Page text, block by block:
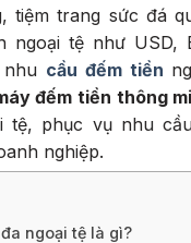
tiệm trang sức đá
ngoại tệ như USD,
nhu cầu đếm tiền
đếm tiền thông
tệ, phục vụ nhu
nghiệp.
ngoại tệ là gì?